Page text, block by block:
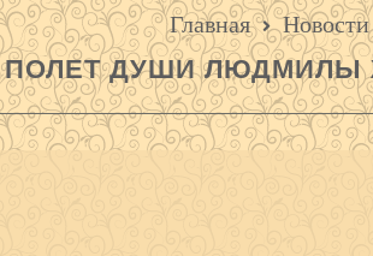
Главная Новости
ПОЛЕТ ДУШИ ЛЮДМИЛЫ